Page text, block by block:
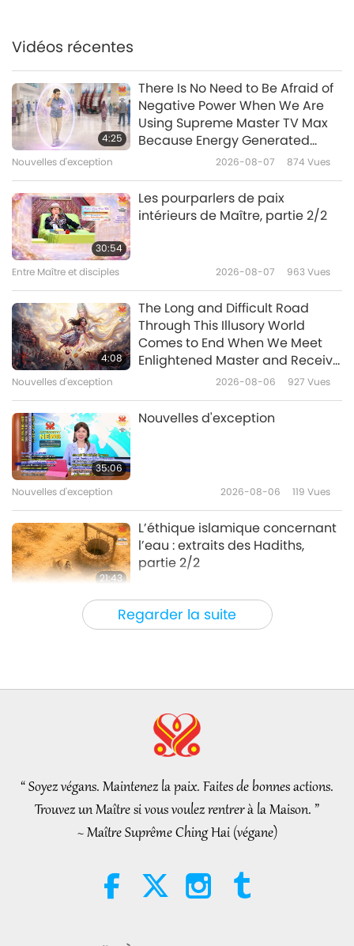
37:04
39:18
La bonne méthode apporte le
bonheur et la satisfaction,
partie 1/7
36:12
Dieu laisse-t-Ielle vraiment la
37:44
Aimer Dieu pacifiera le monde,
partie 1/5
36:47
Regarder la suite
Vidéos récentes
4:25
There Is No Need to Be Afraid of
Negative Power When We Are
Using Supreme Master TV Max
Because Energy Generated
from It Is Far More Powerful than
Nouvelles d'exception 2026-08-07 874 Vues
30:54
Les pourparlers de paix
intérieurs de Maître, partie 2/2
Entre Maître et disciples 2026-08-07 963Vues
4:08
The Long and Difficult Road
Through This Illusory World
Comes to End When We Meet
Enlightened Master and Receive
Nouvelles d'exception 2026-08-06 927 Vues
35:06
Nouvelles d'exception
Nouvelles d'exception 2026-08-06 119 Vues
21:43
L’éthique islamique concernant
l’eau : extraits des Hadiths,
partie 2/2
Paroles de sagesse 2026-08-06
19:47
Les pourparlers de paix
vegan meat producer in legal
challenge.
“ Soyez végans. Maintenez la paix. Faites de bonnes actions.
Trouvez un Maître si vous voulez rentrer à la Maison. ”
~ Maître Suprême Ching Hai (végane)